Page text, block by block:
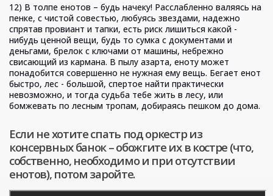
12) В толпе енотов – будь начеку! Расслабленно валяясь на
пенке, с чистой совестью, любуясь звездами, надежно
спрятав провиант и тапки, есть риск лишиться какой -
нибудь ценной вещи, будь то сумка с документами и
деньгами, брелок с ключами от машины, небрежно
свисающий из кармана. В пылу азарта, еноту может
понадобится совершенно не нужная ему вещь. Бегает енот
быстро, лес - большой, спертое найти практически
невозможно, и тогда судьба тебе жить в лесу, или
бомжевать по лесным тропам, добираясь пешком до дома.
Если не хотите спать под оркестр из
консервных банок – обожгите их в костре (что,
собственно, необходимо и при отсутствии
енотов), потом заройте.